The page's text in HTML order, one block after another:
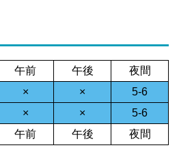
午前 午後 夜間
× ×
5-6
× ×
5-6
午前
午後 夜間